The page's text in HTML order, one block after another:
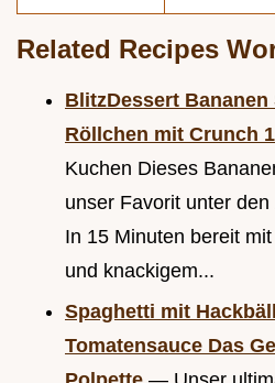
Related Recipes
BlitzDessert
Röllchen mit Crunch
Kuchen Dieses
unser Favorit unter
In 15 Minuten bereit
und knackigem...
Spaghetti mit
Tomatensauce Das